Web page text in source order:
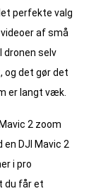
perfekte valg
af små
dronen selv
og det gør det
er langt væk.
2 zoom
en DJI Mavic 2
i pro
du får et